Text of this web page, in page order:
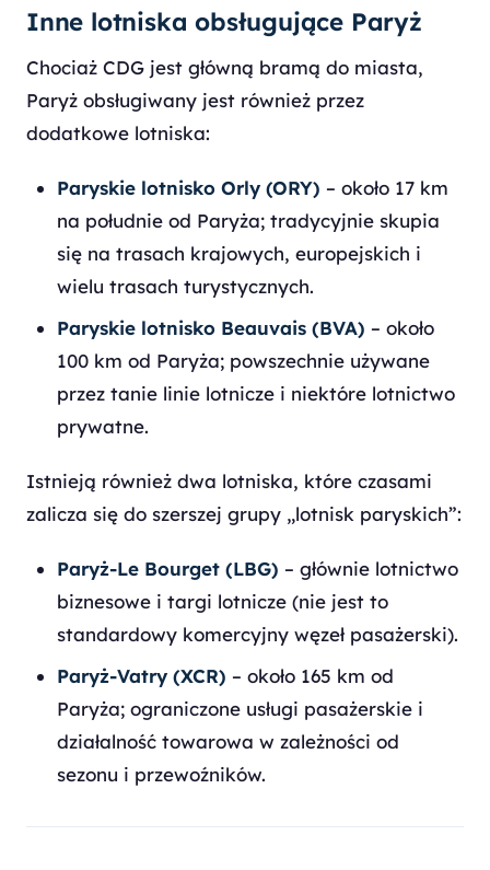
Inne lotniska obsługujące Paryż
Chociaż CDG jest główną bramą do miasta,
Paryż obsługiwany jest również przez
dodatkowe lotniska:
Paryskie lotnisko Orly (ORY) – około 17 km
na południe od Paryża; tradycyjnie skupia
się na trasach krajowych, europejskich i
wielu trasach turystycznych.
Paryskie lotnisko Beauvais (BVA) – około
100 km od Paryża; powszechnie używane
przez tanie linie lotnicze i niektóre lotnictwo
prywatne.
Istnieją również dwa lotniska, które czasami
zalicza się do szerszej grupy „lotnisk paryskich”:
Paryż-Le Bourget (LBG) – głównie lotnictwo
biznesowe i targi lotnicze (nie jest to
standardowy komercyjny węzeł pasażerski).
Paryż-Vatry (XCR) – około 165 km od
Paryża; ograniczone usługi pasażerskie i
działalność towarowa w zależności od
sezonu i przewoźników.